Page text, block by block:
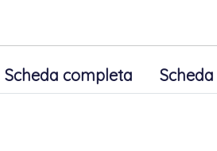
Scheda completa